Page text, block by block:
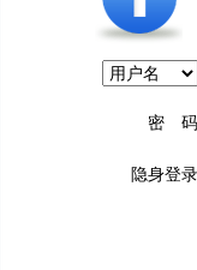
密 码
隐身登录